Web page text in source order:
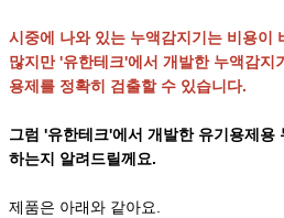
시중에 나와 있는 누액감지기는 비용이
많지만 '유한테크'에서 개발한 누액감지
용제를 정확히 검출할 수 있습니다.
그럼 '유한테크'에서 개발한 유기용제용
하는지 알려드릴께요.
제품은 아래와 같아요.